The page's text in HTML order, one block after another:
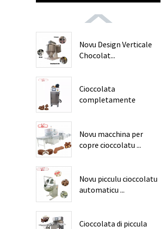
Novu Design Verticale
Chocolat...
Cioccolata
completamente
Novu macchina per
copre cioccolatu ...
Novu picculu cioccolatu
automaticu ...
Cioccolata di piccula